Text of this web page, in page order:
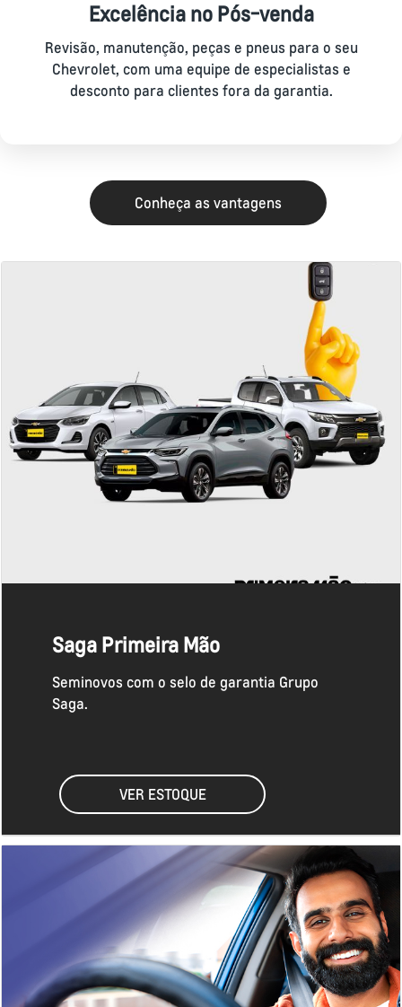
Excelência no Pós-venda
Revisão, manutenção, peças e pneus para o seu
Chevrolet, com uma equipe de especialistas e
desconto para clientes fora da garantia.
Conheça as vantagens
Saga Primeira Mão
Seminovos com o selo de garantia Grupo
Saga.
VER ESTOQUE